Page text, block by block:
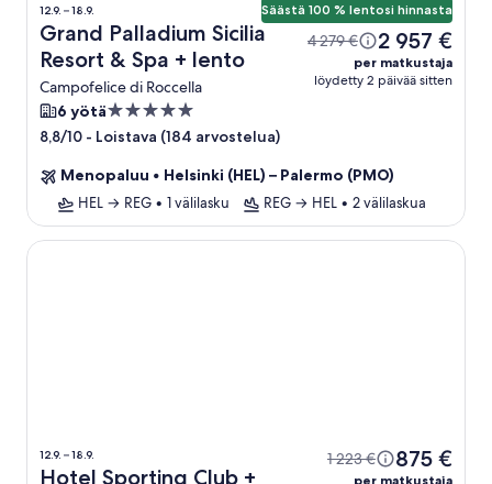
12.9. – 18.9.
Grand Palladium Sicilia
Resort & Spa + lento
Campofelice di Roccella
Säästä 100 % lentosi hinnasta
4 279 € 2 957 €
per matkustaja
löydetty 2 päivää sitten
6 yötä5.0
tähden
8,8/10 - Loistava (184 arvostelua)
Menopaluu • Helsinki (HEL) – Palermo (PMO)
HEL → REG • 1 välilasku REG → HEL • 2 välilaskua
12.9. – 18.9.
Hotel Sporting Club +
1 223 € 875 €
per matkustaja
Hotel Sporting Club